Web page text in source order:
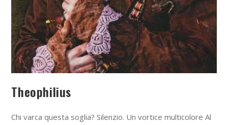
Theophilius
Chi varca questa soglia? Silenzio. Un vortice multicolore Al